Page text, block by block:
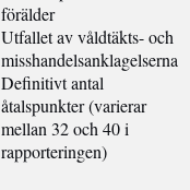
förälder
Utfallet av våldtäkts- och
misshandelsanklagelserna
Definitivt antal
åtalspunkter (varierar
mellan 32 och 40 i
rapporteringen)